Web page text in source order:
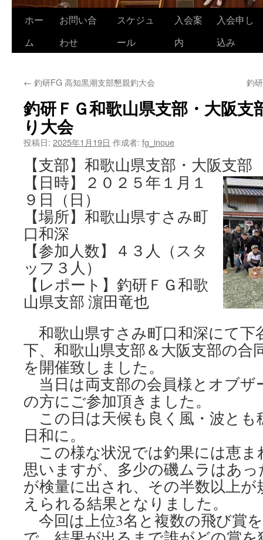
コ
ン
ツ
ホー
ム
お問い合
わせ
スケジュ
ール
入会案
内
入会申し
込み
← 釣研FG 高知黒潮支部懇親釣大会 釣
釣研ＦＧ和歌山県支部・大阪支
り大会
投稿日: 2025年1月19日 作成者: fg_inoue
【支部】和歌山県支部・大阪支部
【日時】２０２５年１月１
９日（日）
【場所】和歌山県すさみ町
口和深
【参加人数】４３人（スタ
ッフ３人）
【レポート】釣研ＦＧ和歌
山県支部 濵田竜也
和歌山県すさみ町口和深にて下
下、和歌山県支部＆大阪支部の合
を開催致しました。
当日は両支部の会員様とオブザ
の方にご参加頂きました。
この日は天候も良く風・波とも
日和に。
この様な状況では釣果には恵ま
思いますが、多少の磯ムラはあ
が検量に出され、その半数以上が
えられる結果となりました。
今回は上位3名と複数の飛び賞